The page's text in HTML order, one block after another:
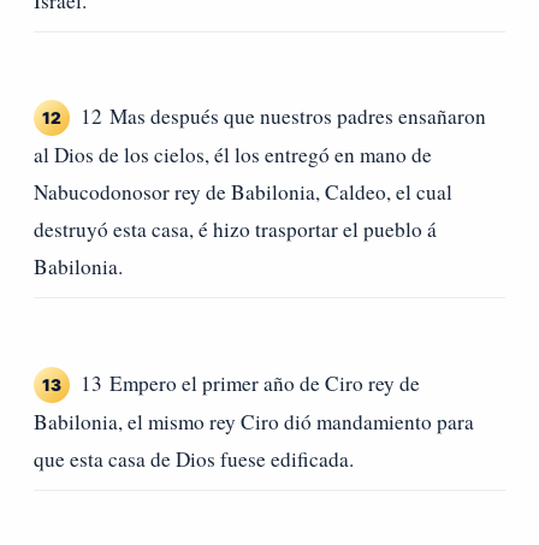
12
12 Mas después que nuestros padres ensañaron
al Dios de los cielos, él los entregó en mano de
Nabucodonosor rey de Babilonia, Caldeo, el cual
destruyó esta casa, é hizo trasportar el pueblo á
Babilonia.
13
13 Empero el primer año de Ciro rey de
Babilonia, el mismo rey Ciro dió mandamiento para
que esta casa de Dios fuese edificada.